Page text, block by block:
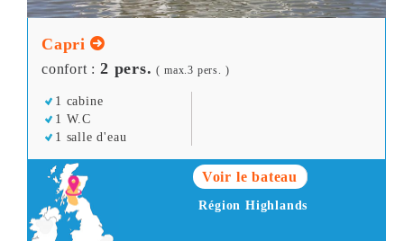
Capri
confort : 2 pers. ( max.3 pers. )
1 cabine
1 W.C
1 salle d'eau
Voir le bateau
Région Highlands